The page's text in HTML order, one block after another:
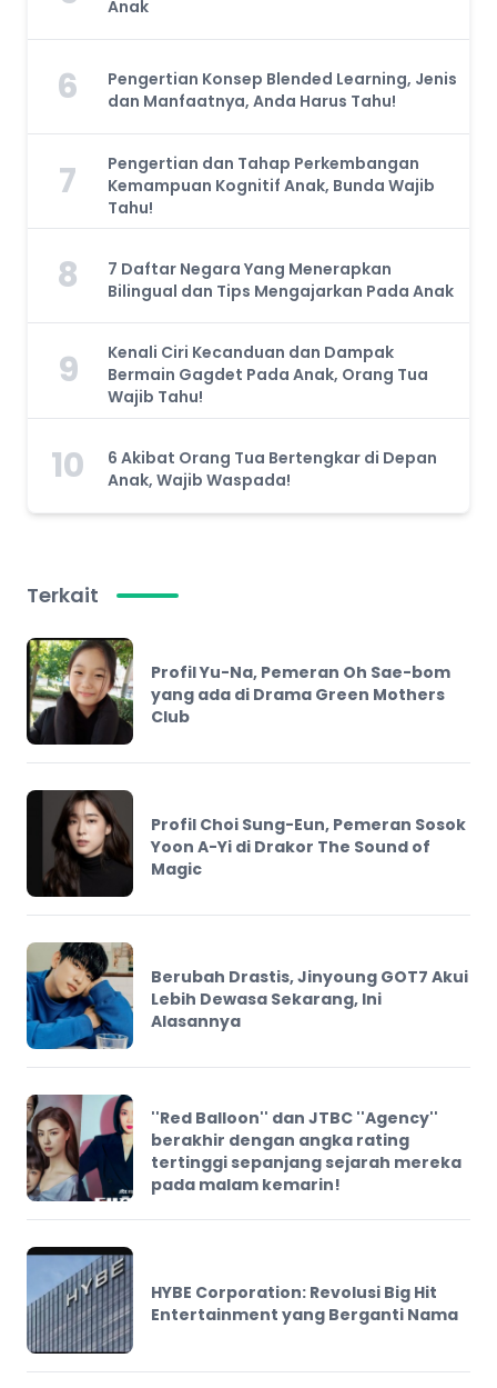
Anak
6
Pengertian Konsep Blended Learning, Jenis
dan Manfaatnya, Anda Harus Tahu!
7
Pengertian dan Tahap Perkembangan
Kemampuan Kognitif Anak, Bunda Wajib
Tahu!
8
7 Daftar Negara Yang Menerapkan
Bilingual dan Tips Mengajarkan Pada Anak
9
Kenali Ciri Kecanduan dan Dampak
Bermain Gagdet Pada Anak, Orang Tua
Wajib Tahu!
10
6 Akibat Orang Tua Bertengkar di Depan
Anak, Wajib Waspada!
Terkait
Profil Yu-Na, Pemeran Oh Sae-bom
yang ada di Drama Green Mothers
Club
Profil Choi Sung-Eun, Pemeran Sosok
Yoon A-Yi di Drakor The Sound of
Magic
Berubah Drastis, Jinyoung GOT7 Akui
Lebih Dewasa Sekarang, Ini
Alasannya
''Red Balloon'' dan JTBC ''Agency''
berakhir dengan angka rating
tertinggi sepanjang sejarah mereka
pada malam kemarin!
HYBE Corporation: Revolusi Big Hit
Entertainment yang Berganti Nama